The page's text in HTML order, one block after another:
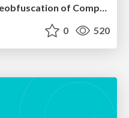
Breaking the Seal: Static Deobfuscation of Compiled V8 JavaScript Bytecode Malware
0 520